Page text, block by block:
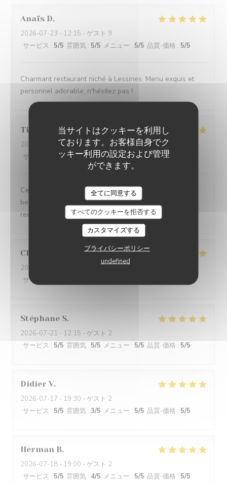
当サイトはクッキーを利用し
ております。お客様自身でク
ッキー利用の設定および管理
ができます。
全てに同意する
すべてのクッキーを拒否する
カスタマイズする
プライバシーポリシー
undefined
Anaïs D
2026-07-23 - 12:15 - ゲスト 9
サービス : 5/5 雰囲気 : 5/5 メニュー : 5/5 品質-価格 : 5/5
Charmant restaurant niché à Lessines. Menu exquis et
personnel adorable, n'hésitez pas !
Tiphanie D
2026-07-23
- 12:00 - ゲスト 2
サービス
/5 雰囲気: 4/5 メニュー: 5/5 品質-価格
Ce fût un très bon moment. Des mets succulents et une
belle présentation, avec une belle générosité. Je
recommande.
Claude
2026-07-19
サービス
Stéphane S
2026-07-21 - 12:15 - ゲスト 2
サービス : 5/5 雰囲気 : 5/5 メニュー : 5/5 品質-価格 : 5/5
Didier V
2026-07-17 - 19:30 - ゲスト 2
サービス : 5/5 雰囲気 : 3/5 メニュー : 5/5 品質-価格 : 5/5
Herman B
2026-07-18 - 19:00 - ゲスト 2
サービス : 5/5 雰囲気 : 4/5 メニュー : 5/5 品質-価格 : 5/5